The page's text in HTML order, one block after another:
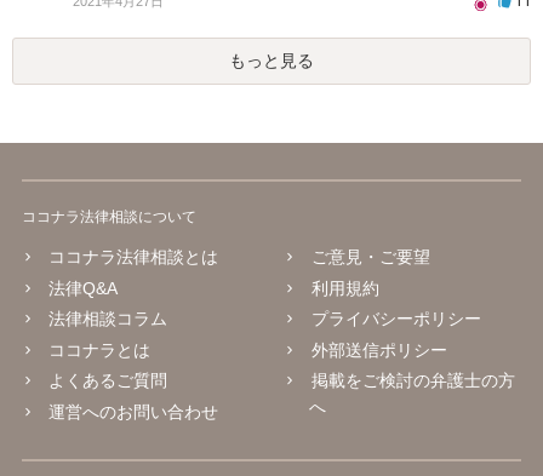
もっと見る
ココナラ法律相談について
ココナラ法律相談とは
法律Q&A
法律相談コラム
ココナラとは
よくあるご質問
運営へのお問い合わせ
ご意見・ご要望
利用規約
プライバシーポリシー
外部送信ポリシー
掲載をご検討の弁護士の方
へ